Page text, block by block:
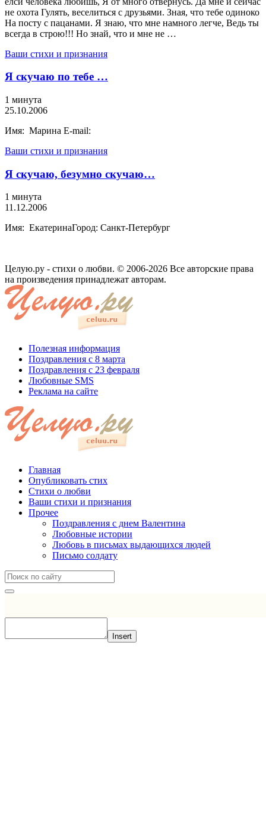
не охота Гулять, веселиться с друзьями. Зная, что тебе одиноко
На посту с пацанами. Я знаю, что мне намного легче, Ведь ты
всегда в строю!!! Но знай, что и мне не …
Ваши стихи и признания
Я скучаю по тебе …
1 минута
25.10.2006
Имя: Марина E-mail:
Ваши стихи и признания
Я скучаю, безумно скучаю…
1 минута
11.12.2006
Имя: ЕкатеринаГород: Санкт-Петербург
Целую.ру - стихи о любви. © 2006-2026 Все авторские права
на произведения принадлежат авторам.
Полезная информация
Поздравления с 8 марта
Поздравления с 23 февраля
Любовные SMS
Реклама на сайте
Главная
Опубликовать стих
Стихи о любви
Ваши стихи и признания
Прочее
Поздравления с днем Валентина
Любовные истории
Любовь в письмах выдающихся людей
Письмо солдату
Insert